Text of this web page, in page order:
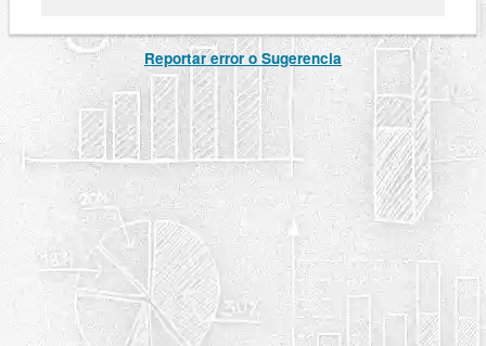
Reportar error o Sugerencia